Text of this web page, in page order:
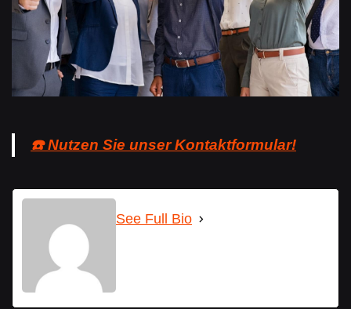
☎️ Nutzen Sie unser Kontaktformular!
See Full Bio